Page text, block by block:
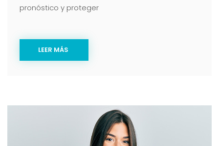
pronóstico y proteger
LEER MÁS